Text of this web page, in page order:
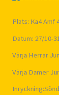
Plats: Ka4 Amf
Datum: 27/10-
Värja Herrar
Värja Damer